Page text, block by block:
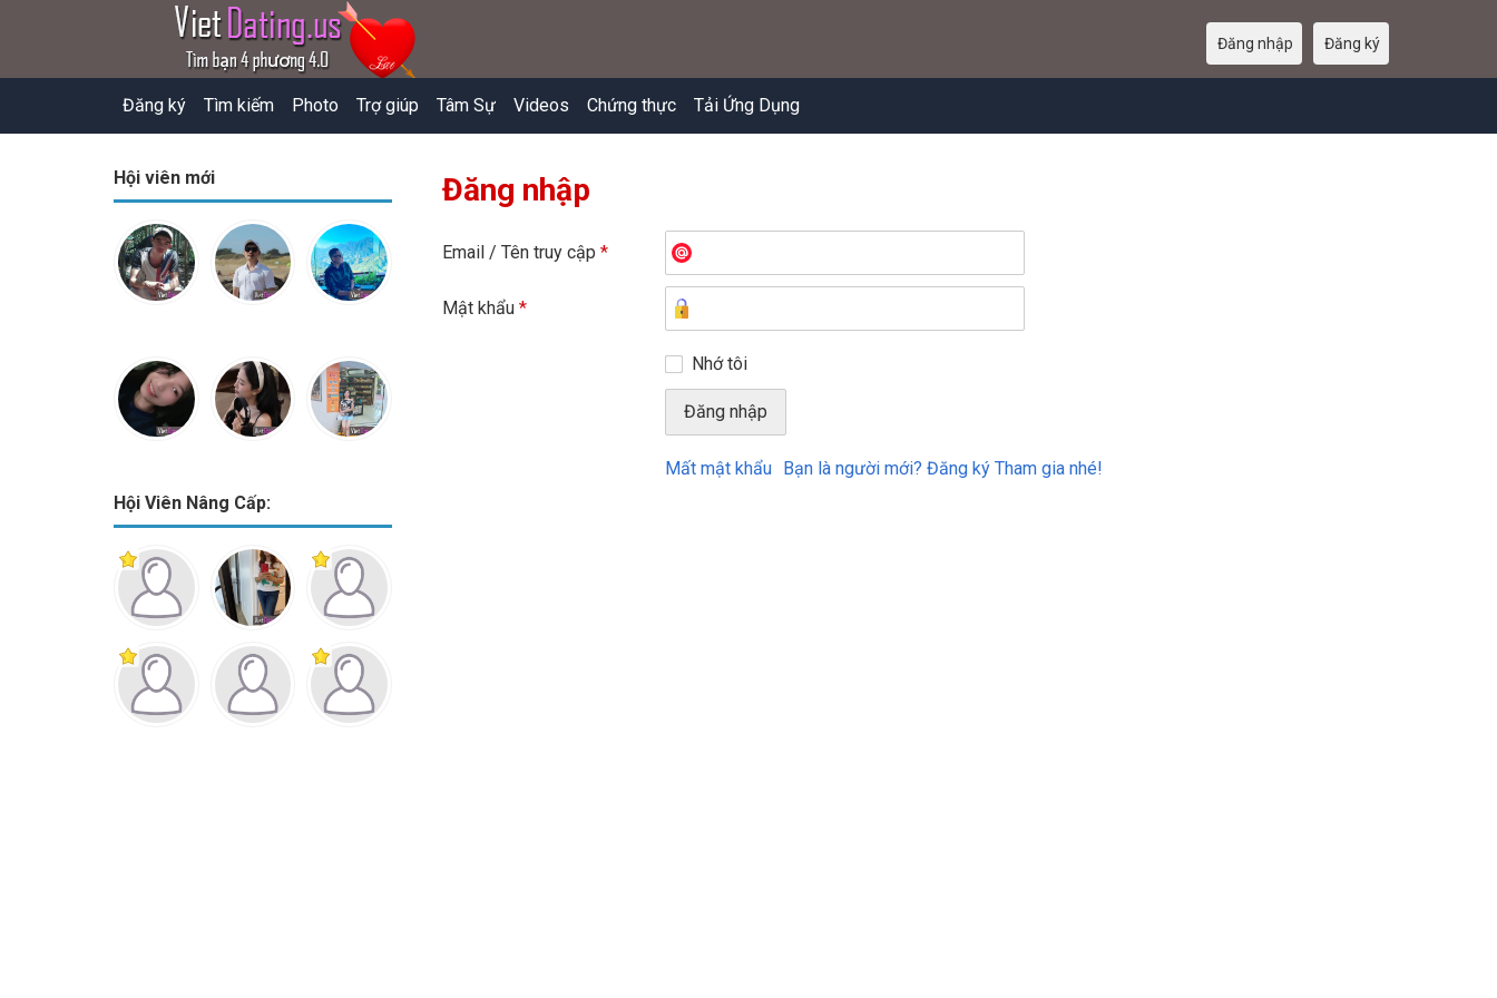
Đăng ký Tìm kiếm Photo Trợ giúp Tâm Sự Videos Chứng thực Tải Ứng Dụng
Đăng nhập Đăng ký
Hội viên mới
Hội Viên Nâng Cấp:
Đăng nhập
Email / Tên truy cập *
Mật khẩu *
Nhớ tôi
Mất mật khẩu Bạn là người mới? Đăng ký Tham gia nhé!